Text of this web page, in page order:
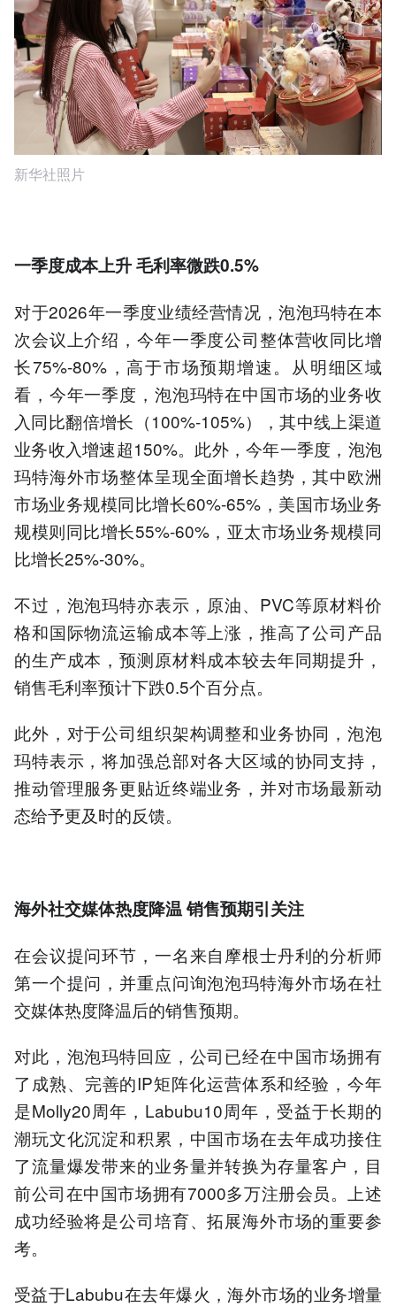
新华社照片
一季度成本上升 毛利率微跌0.5%
对于2026年一季度业绩经营情况，泡泡玛特在本
次会议上介绍，今年一季度公司整体营收同比增
长75%-80%，高于市场预期增速。从明细区域
看，今年一季度，泡泡玛特在中国市场的业务收
入同比翻倍增长（100%-105%），其中线上渠道
业务收入增速超150%。此外，今年一季度，泡泡
玛特海外市场整体呈现全面增长趋势，其中欧洲
市场业务规模同比增长60%-65%，美国市场业务
规模则同比增长55%-60%，亚太市场业务规模同
比增长25%-30%。
不过，泡泡玛特亦表示，原油、PVC等原材料价
格和国际物流运输成本等上涨，推高了公司产品
的生产成本，预测原材料成本较去年同期提升，
销售毛利率预计下跌0.5个百分点。
此外，对于公司组织架构调整和业务协同，泡泡
玛特表示，将加强总部对各大区域的协同支持，
推动管理服务更贴近终端业务，并对市场最新动
态给予更及时的反馈。
海外社交媒体热度降温 销售预期引关注
在会议提问环节，一名来自摩根士丹利的分析师
第一个提问，并重点问询泡泡玛特海外市场在社
交媒体热度降温后的销售预期。
对此，泡泡玛特回应，公司已经在中国市场拥有
了成熟、完善的IP矩阵化运营体系和经验，今年
是Molly20周年，Labubu10周年，受益于长期的
潮玩文化沉淀和积累，中国市场在去年成功接住
了流量爆发带来的业务量并转换为存量客户，目
前公司在中国市场拥有7000多万注册会员。上述
成功经验将是公司培育、拓展海外市场的重要参
考。
受益于Labubu在去年爆火，海外市场的业务增量